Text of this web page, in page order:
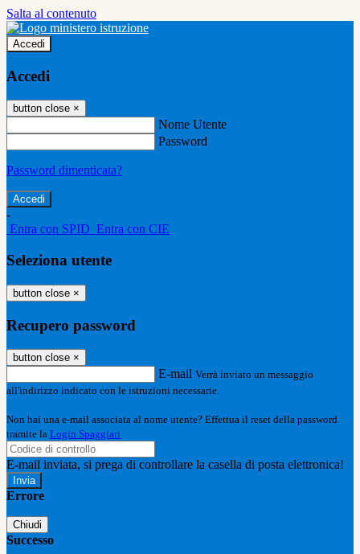
Salta al contenuto
Accedi
Accedi
button close ×
Nome Utente
Password
Password dimenticata?
-
Entra con SPID Entra con CIE
Seleziona utente
button close ×
Recupero password
button close ×
E-mail Verrà inviato un messaggio
all'indirizzo indicato con le istruzioni necessarie.
Non hai una e-mail associata al nome utente? Effettua il reset della password
tramite la Login Spaggiari
E-mail inviata, si prega di controllare la casella di posta elettronica!
Errore
Chiudi
Successo